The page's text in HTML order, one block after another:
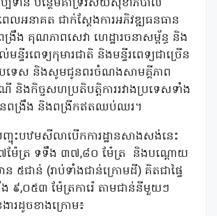
ទាន បន្ថែមគាំទ្រវិស័យសុខាភិបាល
លអនាគត ជាក់ស្តែងការអភិវឌ្ឍធនធាន
ង គុណភាពសេវា ហេដ្ឋារចនាសម្ព័ន្ធ និង
មន្ទីរពេទ្យកុមារជាតិ និងមន្ទីរពេទ្យជាច្រើន
ទេស និងសូមជូនពរចំណងសាមគ្គីភាព
ណី និងកិច្ចសហប្រតិបត្តិការរវាងប្រទេសទាំង
ានពង្រឹង និងពង្រីកឥតឈប់ឈរ។
ញ្ចុះបឋមសីលាបើកការដ្ឋានសាងសង់នេះ
ម៉ែត្រ ទទឹង ៣៧,៨០ ម៉ែត្រ និងបណ្តោយ
៥ជាន់ (រាប់ទាំងជាន់ក្រោមដី) គិតជាផ្ទៃ
៩,០៥៣ ម៉ែត្រការ៉េ តាមជាន់នីមួយៗ
ារដូចខាងក្រោម៖